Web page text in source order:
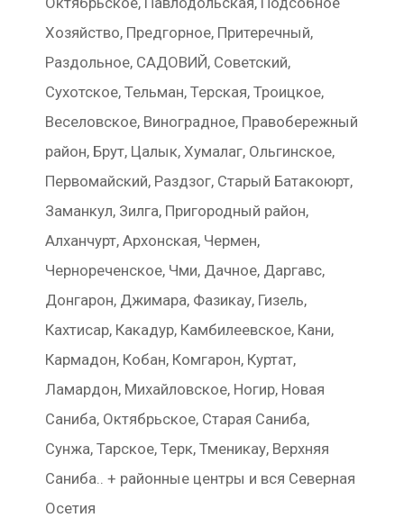
Хозяйство, Предгорное, Притеречный,
Раздольное, САДОВИЙ, Советский,
Сухотское, Тельман, Терская, Троицкое,
Веселовское, Виноградное, Правобережный
район, Брут, Цалык, Хумалаг, Ольгинское,
Первомайский, Раздзог, Старый Батакоюрт,
Заманкул, Зилга, Пригородный район,
Алханчурт, Архонская, Чермен,
Чернореченское, Чми, Дачное, Даргавс,
Донгарон, Джимара, Фазикау, Гизель,
Кахтисар, Какадур, Камбилеевское, Кани,
Кармадон, Кобан, Комгарон, Куртат,
Ламардон, Михайловское, Ногир, Новая
Саниба, Октябрьское, Старая Саниба,
Сунжа, Тарское, Терк, Тменикау, Верхняя
Саниба.. + районные центры и вся Северная
Осетия